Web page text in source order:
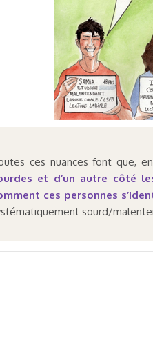
ces nuances font que,
et d’un autre côté
ces personnes
sourd/